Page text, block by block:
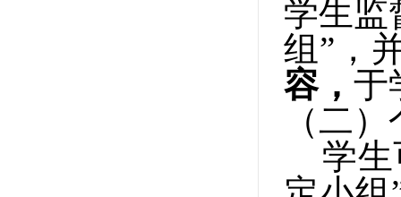
学生监
组”，
容， 于
（二
学